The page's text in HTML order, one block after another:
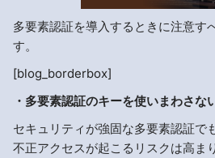
多要素認証を導入するときに注意す
す。
[blog_borderbox]
・多要素認証のキーを使いまわさな
セキュリティが強固な多要素認証で
不正アクセスが起こるリスクは高ま